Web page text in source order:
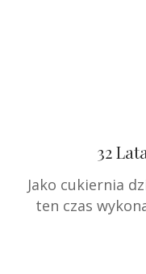
32 Lata
Jako cukiernia
ten czas